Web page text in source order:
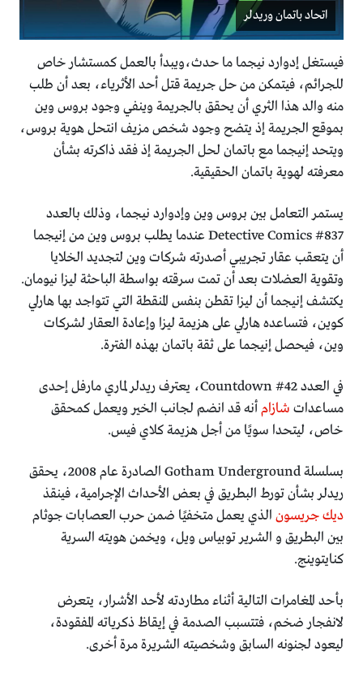
اتحاد باتمان وريدلر
فيستغل إدوارد نيجما ما حدث،ويبدأ بالعمل كمستشار خاص
للجرائم، فيتمكن من حل جريمة قتل أحد الأثرياء، بعد أن طلب
منه والد هذا الثري أن يحقق بالجريمة وينفي وجود بروس وين
بموقع الجريمة إذ يتضح وجود شخص مزيف انتحل هوية بروس،
ويتحد إنيجما مع باتمان لحل الجريمة إذ فقد ذاكرته بشأن
معرفته لهوية باتمان الحقيقية.
يستمر التعامل بين بروس وين وإدوارد نيجما، وذلك بالعدد
Detective Comics #837 عندما يطلب بروس وين من إنيجما
أن يتعقب عقار تجريبي أصدرته شركات وين لتجديد الخلايا
وتقوية العضلات بعد أن تمت سرقته بواسطة الباحثة ليزا نيومان.
يكتشف إنيجما أن ليزا تقطن بنفس المنقطة التي تتواجد بها هارلي
كوين، فتساعده هارلي على هزيمة ليزا وإعادة العقار لشركات
وين، فيحصل إنيجما على ثقة باتمان بهذه الفترة.
في العدد Countdown #42، يعترف ريدلر لماري مارفل إحدى
مساعدات شازام أنه قد انضم لجانب الخير ويعمل كمحقق
خاص، ليتحدا سويًا من أجل هزيمة كلاي فيس.
بسلسلة Gotham Underground الصادرة عام 2008، يحقق
ريدلر بشأن تورط البطريق في بعض الأحداث الإجرامية، فينقذ
ديك جريسون الذي يعمل متخفيًا ضمن حرب العصابات جوثام
بين البطريق و الشرير توبياس ويل، ويخمن هويته السرية
كنايتوينج.
بأحد المغامرات التالية أثناء مطاردته لأحد الأشرار، يتعرض
لانفجار ضخم، فتتسبب الصدمة في إيقاظ ذكرياته المفقودة،
ليعود لجنونه السابق وشخصيته الشريرة مرة أخرى.